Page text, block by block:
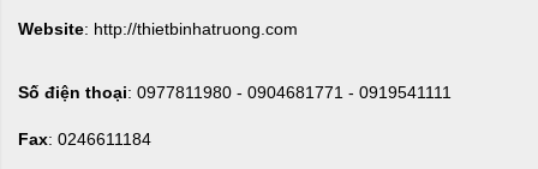
Website: http://thietbinhatruong.com
Số điện thoại: 0977811980 - 0904681771 - 0919541111
Fax: 0246611184